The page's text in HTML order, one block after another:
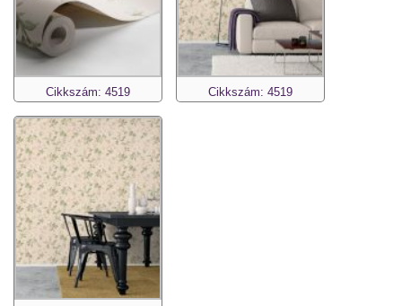
Cikkszám: 4519 Cikkszám: 4519